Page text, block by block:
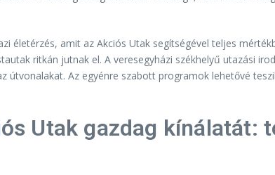
életérzés, amit az Akciós Utak segítségével teljes
ritkán jutnak el. A veresegyházi székhelyű utazási
útvonalakat. Az egyénre szabott programok lehetővé
Utak gazdag kínálatát: